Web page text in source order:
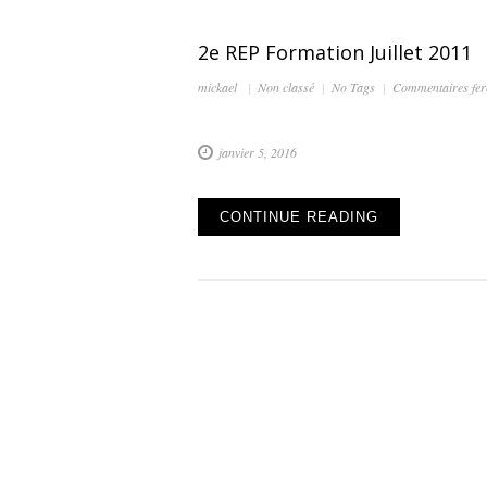
2e REP Formation Juillet 2011
mickael Non classé No Tags Commentaires
janvier 5, 2016
CONTINUE READING